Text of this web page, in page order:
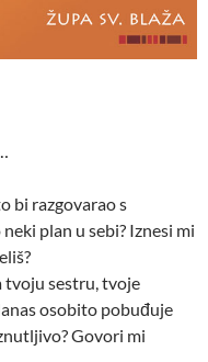
bi razgovarao s
plan u sebi? Iznesi mi
tvoju sestru, tvoje
osobito pobuđuje
Govori mi